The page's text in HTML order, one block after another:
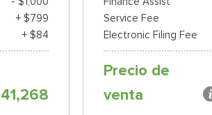
+ $799
+ $84
Service Fee
Electronic Filing Fee
Precio de
venta